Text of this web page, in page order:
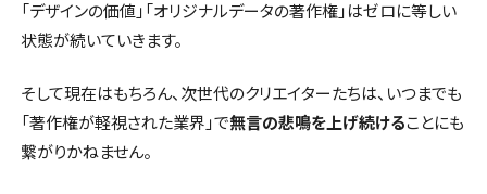
「デザインの価値」「オリジナルデータの著作権」はゼロに等しい
状態が続いていきます。
そして現在はもちろん、次世代のクリエイターたちは、いつまでも
「著作権が軽視された業界」で無言の悲鳴を上げ続けることにも
繋がりかねません。